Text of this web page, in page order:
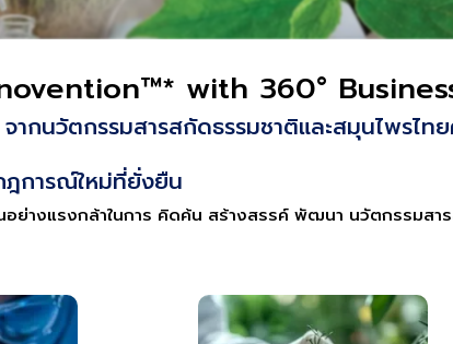
with 360°
กนวัตกรรมสารสกัดธรรมชาติและสมุนไพรไท
ฎการณ์ใหม่ที่ยั่งยืน
อย่างแรงกล้าในการ คิดค้น สร้างสรรค์ พัฒนา นวัตกรรมส